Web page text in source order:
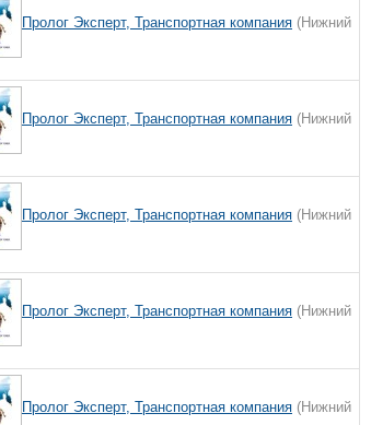
Пролог Эксперт, Транспортная компания (Нижний
Пролог Эксперт, Транспортная компания (Нижний
Пролог Эксперт, Транспортная компания (Нижний
Пролог Эксперт, Транспортная компания (Нижний
Пролог Эксперт, Транспортная компания (Нижний